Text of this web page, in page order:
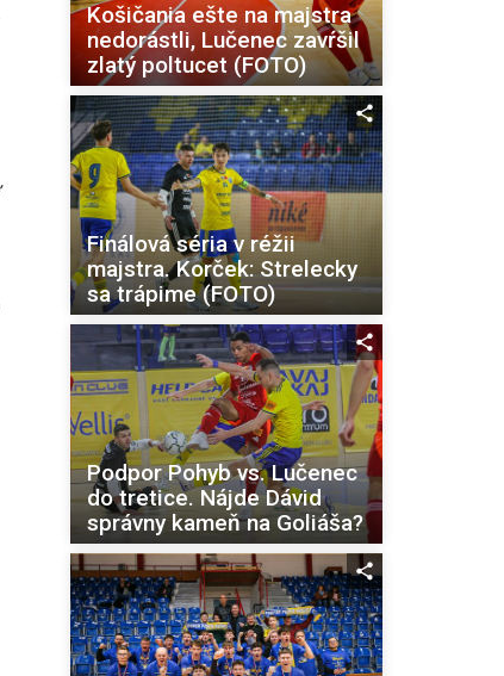
Košičania ešte na majstra
nedorástli, Lučenec zavŕšil
zlatý poltucet (FOTO)
Finálová séria v réžii
majstra. Korček: Strelecky
sa trápime (FOTO)
Podpor Pohyb vs. Lučenec
do tretice. Nájde Dávid
správny kameň na Goliáša?